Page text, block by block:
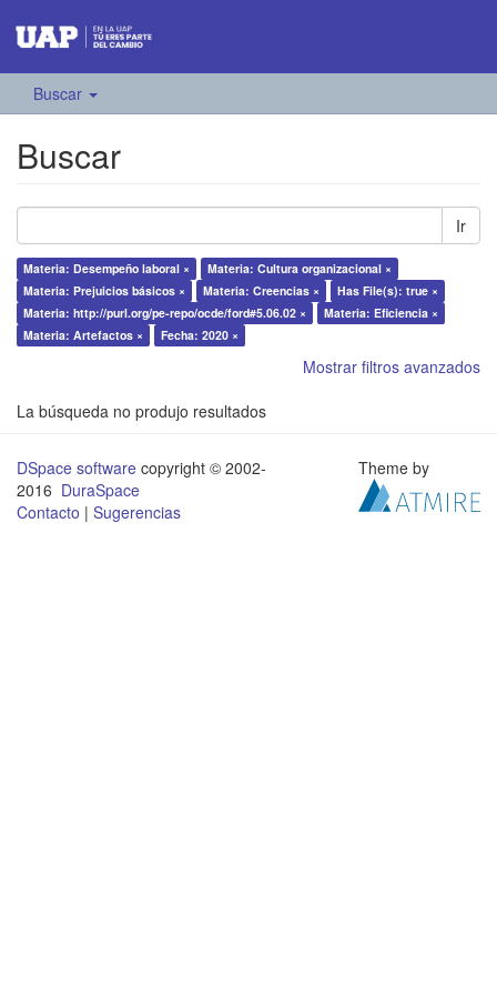
Buscar
Buscar
Ir
Materia: Desempeño laboral ×
Materia: Cultura organizacional ×
Materia: Prejuicios básicos ×
Materia: Creencias ×
Has File(s): true ×
Materia: http://purl.org/pe-repo/ocde/ford#5.06.02 ×
Materia: Eficiencia ×
Materia: Artefactos ×
Fecha: 2020 ×
Mostrar filtros avanzados
La búsqueda no produjo resultados
DSpace software copyright © 2002-
2016 DuraSpace
Contacto | Sugerencias
Theme by